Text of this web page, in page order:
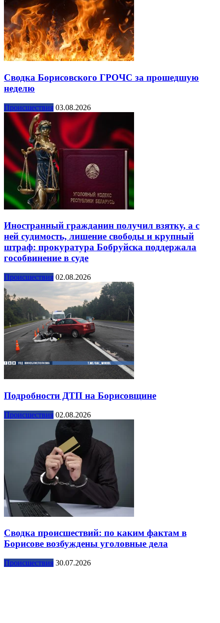
Сводка Борисовского ГРОЧС за прошедшую
неделю
Происшествия 03.08.2026
Иностранный гражданин получил взятку, а с
ней судимость, лишение свободы и крупный
штраф: прокуратура Бобруйска поддержала
гособвинение в суде
Происшествия 02.08.2026
Подробности ДТП на Борисовщине
Происшествия 02.08.2026
Сводка происшествий: по каким фактам в
Борисове возбуждены уголовные дела
Происшествия 30.07.2026